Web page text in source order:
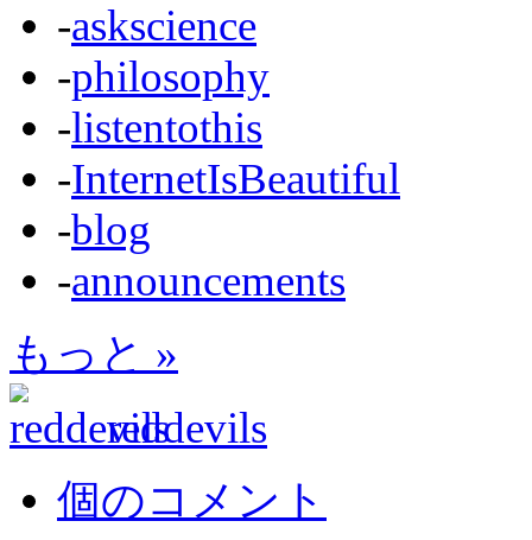
-askscience
-philosophy
-listentothis
-InternetIsBeautiful
-blog
-announcements
もっと »
reddevils
個のコメント